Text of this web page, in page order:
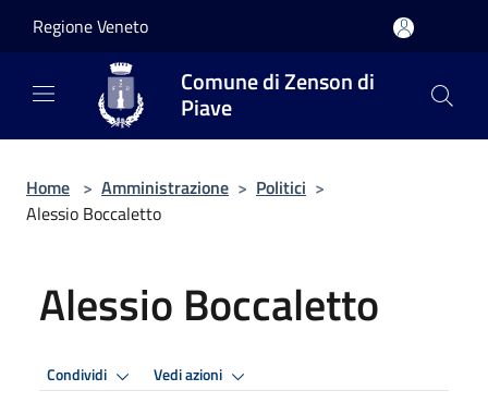
Regione Veneto
Comune di Zenson di
Piave
Home > Amministrazione > Politici >
Alessio Boccaletto
Alessio Boccaletto
Condividi Vedi azioni